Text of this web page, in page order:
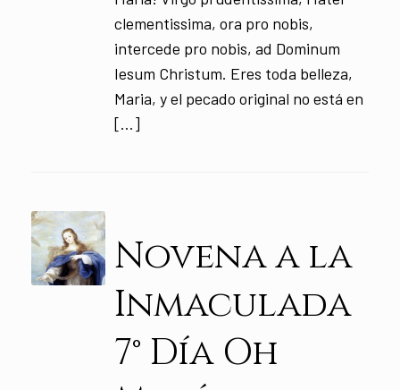
clementissima, ora pro nobis,
intercede pro nobis, ad Dominum
Iesum Christum. Eres toda belleza,
Maria, y el pecado original no está en
[…]
Novena a la
Inmaculada
7° Día Oh